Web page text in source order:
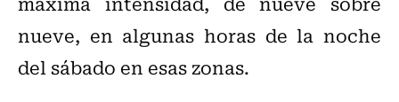
nueve, en algunas horas de la noche
del sábado en esas zonas.